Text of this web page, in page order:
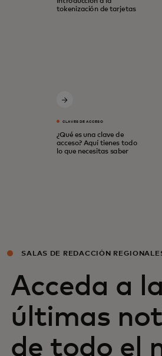
tokenización de tarjetas
CLAVES DE ACCESO
¿Qué es una clave de
acceso? Aquí tienes todo
lo que necesitas saber
SALAS DE REDACCIÓN
Acceda a
últimas
de todo el